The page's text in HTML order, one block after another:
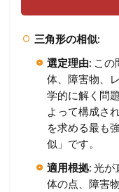
三角形の相似:
選定理由: この
体、障害物、
学的に解く問
よって構成さ
を求める最も
似」です。
適用根拠: 光が
体の点、障害